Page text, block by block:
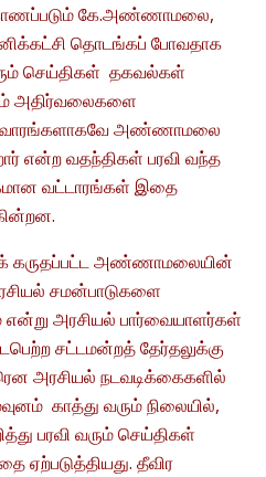
கே.அண்ணாமலை,
தொடங்கப் போவதாக
செய்திகள் தகவல்கள்
அதிர்வலைகளை
வாரங்களாகவே அண்ணாமலை
என்ற வதந்திகள் பரவி வந்த
வட்டாரங்கள் இதை
கருதப்பட்ட அண்ணாமலையின்
சமன்பாடுகளை
என்று அரசியல் பார்வையாளர்கள்
சட்டமன்றத் தேர்தலுக்கு
அரசியல் நடவடிக்கைகளில்
காத்து வரும் நிலையில்,
பரவி வரும் செய்திகள்
ஏற்படுத்தியது. தீவிர